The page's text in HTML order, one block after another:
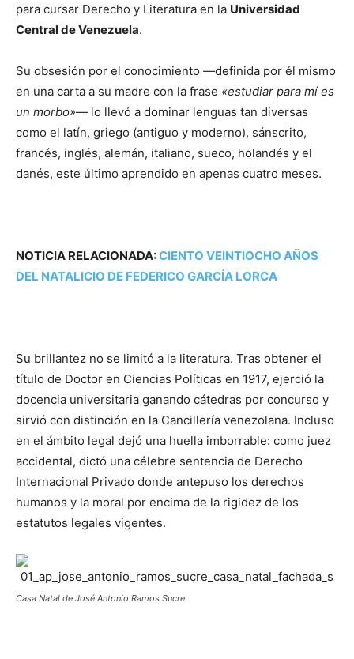
para cursar Derecho y Literatura en la Universidad
Central de Venezuela.
Su obsesión por el conocimiento —definida por él mismo
en una carta a su madre con la frase «estudiar para mí es
un morbo»— lo llevó a dominar lenguas tan diversas
como el latín, griego (antiguo y moderno), sánscrito,
francés, inglés, alemán, italiano, sueco, holandés y el
danés, este último aprendido en apenas cuatro meses.
NOTICIA RELACIONADA:CIENTO VEINTIOCHO AÑOS
DEL NATALICIO DE FEDERICO GARCÍA LORCA
Su brillantez no se limitó a la literatura. Tras obtener el
título de Doctor en Ciencias Políticas en 1917, ejerció la
docencia universitaria ganando cátedras por concurso y
sirvió con distinción en la Cancillería venezolana. Incluso
en el ámbito legal dejó una huella imborrable: como juez
accidental, dictó una célebre sentencia de Derecho
Internacional Privado donde antepuso los derechos
humanos y la moral por encima de la rigidez de los
estatutos legales vigentes.
Casa Natal de José Antonio Ramos Sucre